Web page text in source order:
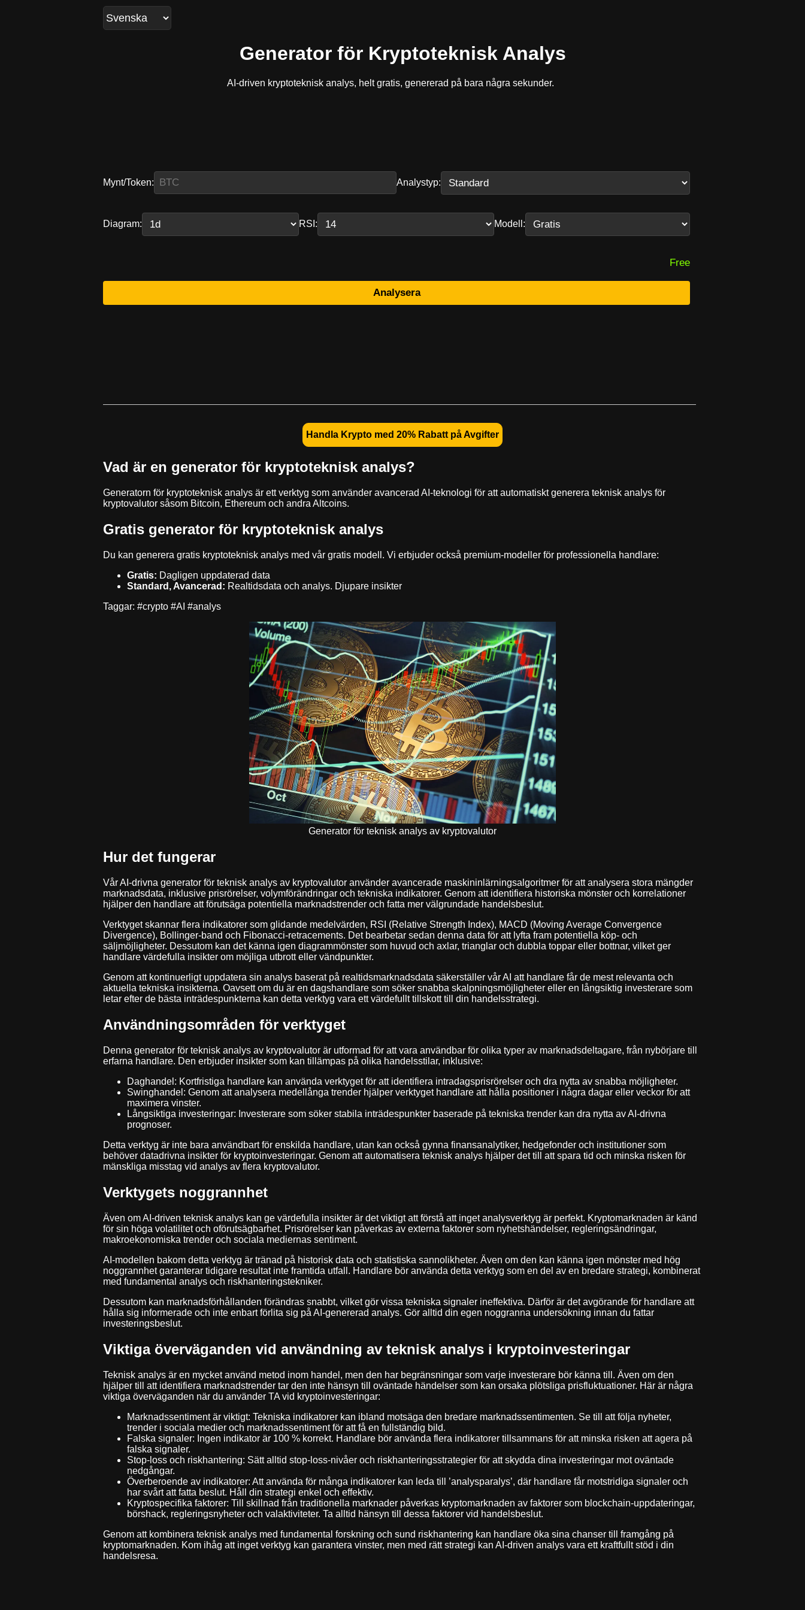
Generator för Kryptoteknisk Analys
AI-driven kryptoteknisk analys, helt gratis, genererad på bara några sekunder.
Mynt/Token: Analystyp:
Diagram: RSI: Modell:
Free
Analysera
Handla Krypto med 20% Rabatt på Avgifter
Vad är en generator för kryptoteknisk analys?
Generatorn för kryptoteknisk analys är ett verktyg som använder avancerad AI-teknologi för att automatiskt generera teknisk analys för
kryptovalutor såsom Bitcoin, Ethereum och andra Altcoins.
Gratis generator för kryptoteknisk analys
Du kan generera gratis kryptoteknisk analys med vår gratis modell. Vi erbjuder också premium-modeller för professionella handlare:
Gratis: Dagligen uppdaterad data
Standard, Avancerad: Realtidsdata och analys. Djupare insikter
Taggar: #crypto #AI #analys
Generator för teknisk analys av kryptovalutor
Hur det fungerar
Vår AI-drivna generator för teknisk analys av kryptovalutor använder avancerade maskininlärningsalgoritmer för att analysera stora mängder
marknadsdata, inklusive prisrörelser, volymförändringar och tekniska indikatorer. Genom att identifiera historiska mönster och korrelationer
hjälper den handlare att förutsäga potentiella marknadstrender och fatta mer välgrundade handelsbeslut.
Verktyget skannar flera indikatorer som glidande medelvärden, RSI (Relative Strength Index), MACD (Moving Average Convergence
Divergence), Bollinger-band och Fibonacci-retracements. Det bearbetar sedan denna data för att lyfta fram potentiella köp- och
säljmöjligheter. Dessutom kan det känna igen diagrammönster som huvud och axlar, trianglar och dubbla toppar eller bottnar, vilket ger
handlare värdefulla insikter om möjliga utbrott eller vändpunkter.
Genom att kontinuerligt uppdatera sin analys baserat på realtidsmarknadsdata säkerställer vår AI att handlare får de mest relevanta och
aktuella tekniska insikterna. Oavsett om du är en dagshandlare som söker snabba skalpningsmöjligheter eller en långsiktig investerare som
letar efter de bästa inträdespunkterna kan detta verktyg vara ett värdefullt tillskott till din handelsstrategi.
Användningsområden för verktyget
Denna generator för teknisk analys av kryptovalutor är utformad för att vara användbar för olika typer av marknadsdeltagare, från nybörjare till
erfarna handlare. Den erbjuder insikter som kan tillämpas på olika handelsstilar, inklusive:
Daghandel: Kortfristiga handlare kan använda verktyget för att identifiera intradagsprisrörelser och dra nytta av snabba möjligheter.
Swinghandel: Genom att analysera medellånga trender hjälper verktyget handlare att hålla positioner i några dagar eller veckor för att
maximera vinster.
Långsiktiga investeringar: Investerare som söker stabila inträdespunkter baserade på tekniska trender kan dra nytta av AI-drivna
prognoser.
Detta verktyg är inte bara användbart för enskilda handlare, utan kan också gynna finansanalytiker, hedgefonder och institutioner som
behöver datadrivna insikter för kryptoinvesteringar. Genom att automatisera teknisk analys hjälper det till att spara tid och minska risken för
mänskliga misstag vid analys av flera kryptovalutor.
Verktygets noggrannhet
Även om AI-driven teknisk analys kan ge värdefulla insikter är det viktigt att förstå att inget analysverktyg är perfekt. Kryptomarknaden är känd
för sin höga volatilitet och oförutsägbarhet. Prisrörelser kan påverkas av externa faktorer som nyhetshändelser, regleringsändringar,
makroekonomiska trender och sociala mediernas sentiment.
AI-modellen bakom detta verktyg är tränad på historisk data och statistiska sannolikheter. Även om den kan känna igen mönster med hög
noggrannhet garanterar tidigare resultat inte framtida utfall. Handlare bör använda detta verktyg som en del av en bredare strategi, kombinerat
med fundamental analys och riskhanteringstekniker.
Dessutom kan marknadsförhållanden förändras snabbt, vilket gör vissa tekniska signaler ineffektiva. Därför är det avgörande för handlare att
hålla sig informerade och inte enbart förlita sig på AI-genererad analys. Gör alltid din egen noggranna undersökning innan du fattar
investeringsbeslut.
Viktiga överväganden vid användning av teknisk analys i kryptoinvesteringar
Teknisk analys är en mycket använd metod inom handel, men den har begränsningar som varje investerare bör känna till. Även om den
hjälper till att identifiera marknadstrender tar den inte hänsyn till oväntade händelser som kan orsaka plötsliga prisfluktuationer. Här är några
viktiga överväganden när du använder TA vid kryptoinvesteringar:
Marknadssentiment är viktigt: Tekniska indikatorer kan ibland motsäga den bredare marknadssentimenten. Se till att följa nyheter,
trender i sociala medier och marknadssentiment för att få en fullständig bild.
Falska signaler: Ingen indikator är 100 % korrekt. Handlare bör använda flera indikatorer tillsammans för att minska risken att agera på
falska signaler.
Stop-loss och riskhantering: Sätt alltid stop-loss-nivåer och riskhanteringsstrategier för att skydda dina investeringar mot oväntade
nedgångar.
Överberoende av indikatorer: Att använda för många indikatorer kan leda till ’analysparalys’, där handlare får motstridiga signaler och
har svårt att fatta beslut. Håll din strategi enkel och effektiv.
Kryptospecifika faktorer: Till skillnad från traditionella marknader påverkas kryptomarknaden av faktorer som blockchain-uppdateringar,
börshack, regleringsnyheter och valaktiviteter. Ta alltid hänsyn till dessa faktorer vid handelsbeslut.
Genom att kombinera teknisk analys med fundamental forskning och sund riskhantering kan handlare öka sina chanser till framgång på
kryptomarknaden. Kom ihåg att inget verktyg kan garantera vinster, men med rätt strategi kan AI-driven analys vara ett kraftfullt stöd i din
handelsresa.